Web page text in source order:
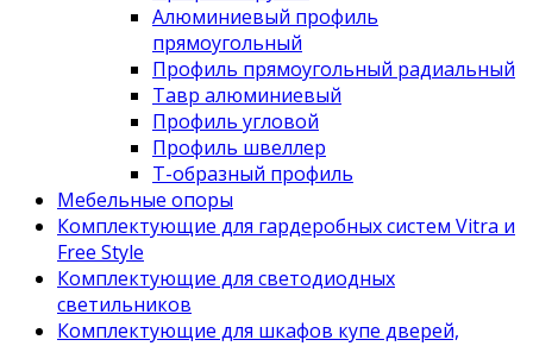
Алюминиевый профиль
прямоугольный
Профиль прямоугольный радиальный
Тавр алюминиевый
Профиль угловой
Профиль швеллер
Т-образный профиль
Мебельные опоры
Комплектующие для гардеробных систем Vitra и
Free Style
Комплектующие для светодиодных
светильников
Комплектующие для шкафов купе дверей,